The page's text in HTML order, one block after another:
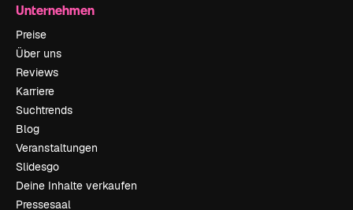
Unternehmen
Preise
Über uns
Reviews
Karriere
Suchtrends
Blog
Veranstaltungen
Slidesgo
Deine Inhalte verkaufen
Pressesaal